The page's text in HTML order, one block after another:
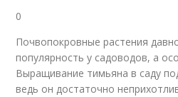
0
Почвопокровные растения
популярность у садоводов, а
Выращивание тимьяна в саду
ведь он достаточно